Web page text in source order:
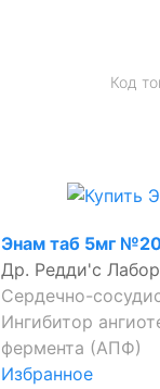
Код
Энам таб 5мг
Др. Редди'с
Сердечно-
Ингибитор
фермента (АПФ)
Избранное